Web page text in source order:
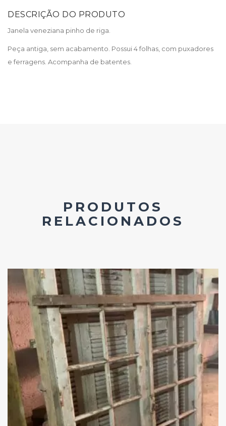
DESCRIÇÃO DO PRODUTO
Janela veneziana pinho de riga.
Peça antiga, sem acabamento. Possui 4 folhas, com puxadores
e ferragens. Acompanha de batentes.
PRODUTOS
RELACIONADOS
Add
ao
Favoritos